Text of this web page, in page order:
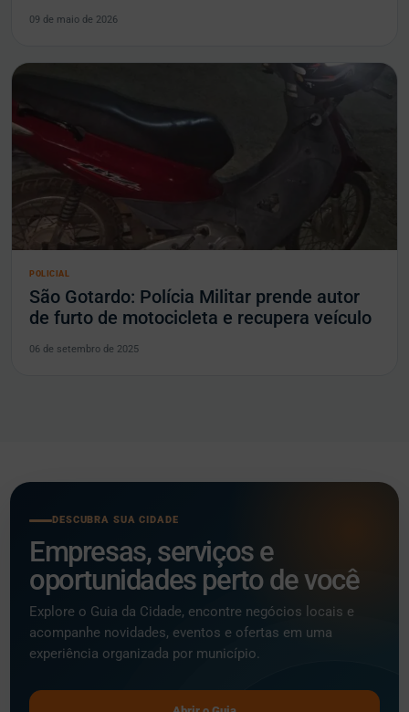
09 de maio de 2026
POLICIAL
São Gotardo: Polícia Militar prende autor
de furto de motocicleta e recupera veículo
06 de setembro de 2025
DESCUBRA SUA CIDADE
Empresas, serviços e
oportunidades perto de você
Explore o Guia da Cidade, encontre negócios locais e
acompanhe novidades, eventos e ofertas em uma
experiência organizada por município.